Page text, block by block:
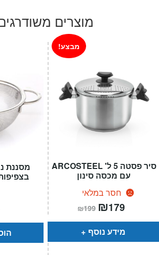
הוא:
₪179.
מוצרים
בצפיפות
סיר פסטה 5 ל' ARCOSTEEL
עם מכסה סינון
חסר במלאי
מבצע!
₪199 המחיר
המקורי
היה:
₪199.
₪179
הוא:
מידע נוסף